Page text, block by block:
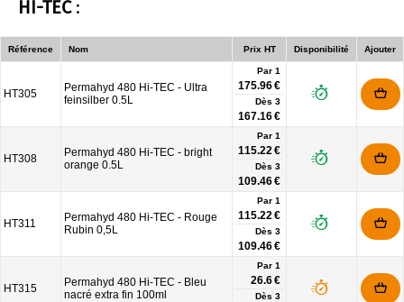
HI-TEC:
Référence Nom Prix HT Disponibilité Ajouter
HT305
Permahyd 480 Hi-TEC - Ultra
feinsilber 0.5L
Par 1
175.96 €
Dès 3
167.16 €
HT308
Permahyd 480 Hi-TEC - bright
orange 0.5L
Par 1
115.22 €
Dès 3
109.46 €
HT311
Permahyd 480 Hi-TEC - Rouge
Rubin 0,5L
Par 1
115.22 €
Dès 3
109.46 €
HT315
Permahyd 480 Hi-TEC - Bleu
nacré extra fin 100ml
Par 1
26.6 €
Dès 3